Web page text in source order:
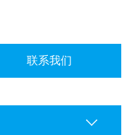
联系我们